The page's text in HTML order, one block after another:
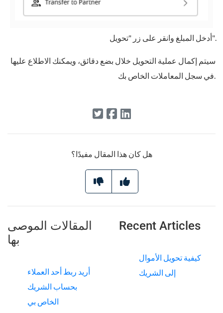
أدخل المبلغ وانقر على زر "تحويل".
سيتم إكمال عملية التحويل خلال بضع دقائق، ويمكنك الاطلاع عليها
في سجل المعاملات الخاص بك.
هل كان هذا المقال مفيدًا؟
المقالات الموصى
بها
أريد ربط أحد العملاء
بحساب الشريك
الخاص بي
Recent Articles
كيفية تحويل الأموال
إلى الشريك